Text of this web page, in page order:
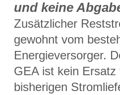
und keine
Zusätzlicher
gewohnt vom
Energieversorger.
GEA ist kein Ersatz
bisherigen